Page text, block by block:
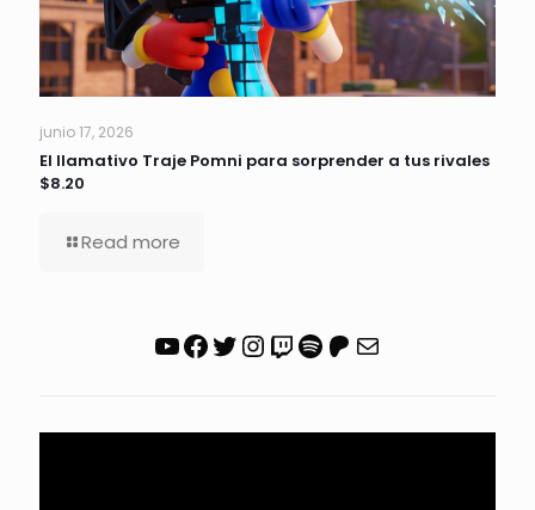
junio 17, 2026
El llamativo Traje Pomni para sorprender a tus rivales
$8.20
Read more
YouTube
Facebook
Twitter
Instagram
Twitch
Spotify
Patreon
Correo electrónico